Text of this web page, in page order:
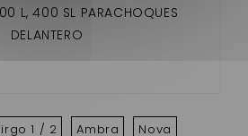
L, 400 SL PARACHOQUES
DELANTERO
1 / 2 Ambra Nova